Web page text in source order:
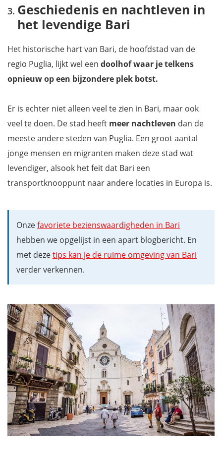
Geschiedenis en nachtleven in
het levendige Bari
Het historische hart van Bari, de hoofdstad van de
regio Puglia, lijkt wel een doolhof waar je telkens
opnieuw op een bijzondere plek botst.
Er is echter niet alleen veel te zien in Bari, maar ook
veel te doen. De stad heeft meer nachtleven dan de
meeste andere steden van Puglia. Een groot aantal
jonge mensen en migranten maken deze stad wat
levendiger, alsook het feit dat Bari een
transportknooppunt naar andere locaties in Europa is.
Onzefavoriete bezienswaardigheden in Bari
hebben we opgelijst in een apart blogbericht. En
met dezetips kan je de ruime omgeving van Bari
verder verkennen.